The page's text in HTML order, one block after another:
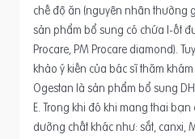
chế độ ăn (nguyên nhân thường
sản phẩm bổ sung có chứa I-ốt
Procare, PM Procare diamond).
khảo ý kiến của bác sĩ thăm
Ogestan là sản phẩm bổ sung
E. Trong khi đó khi mang thai
dưỡng chất khác như: sắt, canxi,